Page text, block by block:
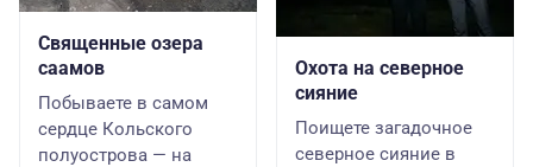
Священные озера
саамов
Побываете в самом
сердце Кольского
полуострова — на
Охота на северное
сияние
Поищете загадочное
северное сияние в